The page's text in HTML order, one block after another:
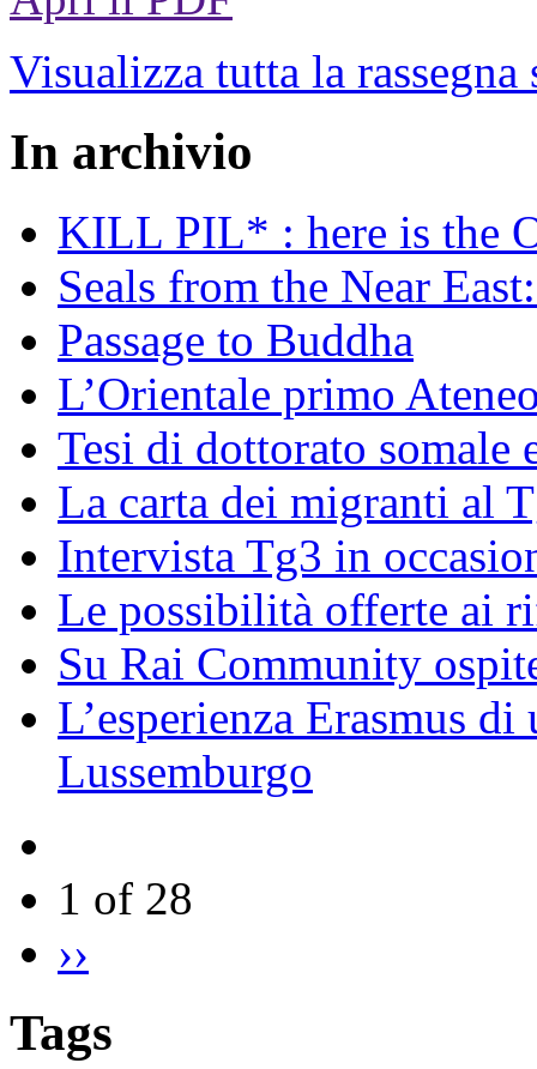
Visualizza tutta la rassegna
In archivio
KILL PIL* : here is the
Seals from the Near
Passage to Buddha
L’Orientale primo
Tesi di dottorato somale
La carta dei migranti al
Intervista Tg3 in
Le possibilità offerte ai
Su Rai Community
L’esperienza Erasmus
Lussemburgo
1 of 28
››
Tags